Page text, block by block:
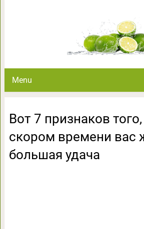
Menu
Вот 7 признаков
скором времени вас
большая удача